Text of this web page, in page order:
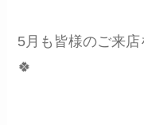
5月も皆様のご来
🍀